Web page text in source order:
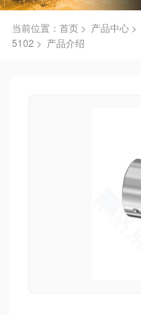
当前位置： 首页 > 产品中心 >
5102 > 产品介绍